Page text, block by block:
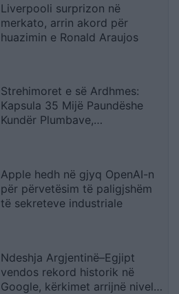
Liverpooli surprizon në
merkato, arrin akord për
huazimin e Ronald Araujos
Strehimoret e së Ardhmes:
Kapsula 35 Mijë Paundëshe
Kundër Plumbave,
Apple hedh në gjyq OpenAI-n
për përvetësim të paligjshëm
të sekreteve industriale
Ndeshja Argjentinë–Egjipt
vendos rekord historik në
Google, kërkimet arrijnë nivele